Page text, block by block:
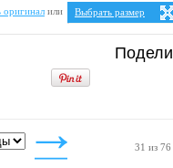
оригиналили
Выбрать размер
Ваше разрешение:Не
1280x1024
1152x864
1280x960
31 из 76